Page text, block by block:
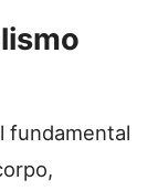
fundamental